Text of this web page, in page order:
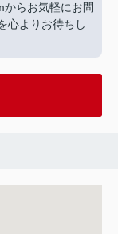
らお気軽にお問
心よりお待ちし